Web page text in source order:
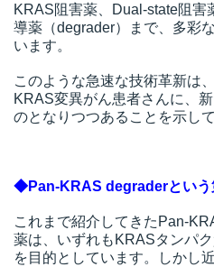
KRAS阻害薬、Dual-state阻害
導薬（degrader）まで、多彩
います。
このような急速な技術革新は
KRAS変異がん患者さんに、
のとなりつつあることを示して
◆Pan-KRAS degraderという
これまで紹介してきたPan-
薬は、いずれもKRASタンパ
を目的としています。しかし